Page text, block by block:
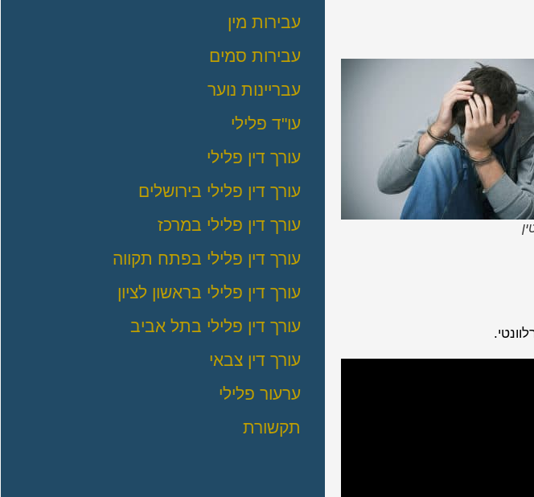
עבירות מין
עבירות סמים
עבריינות נוער
עו"ד פלילי
עורך דין פלילי
עורך דין פלילי בירושלים
עורך דין פלילי במרכז
עורך דין פלילי בפתח תקווה
עורך דין פלילי בראשון לציון
עורך דין פלילי בתל אביב
עורך דין צבאי
ערעור פלילי
תקשורת